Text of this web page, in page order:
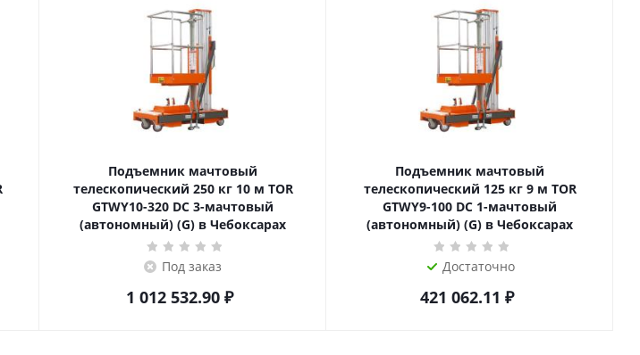
Подъемник мачтовый
телескопический 250 кг 10 м TOR
GTWY10-320 DC 3-мачтовый
(автономный) (G) в Чебоксарах
Под заказ
1 012 532.90 ₽
Подъемник мачтовый
телескопический 125 кг 9 м TOR
GTWY9-100 DC 1-мачтовый
(автономный) (G) в Чебоксарах
Достаточно
421 062.11 ₽